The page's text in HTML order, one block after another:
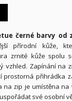
černé barvy od
přírodní kůže,
zrnité kůže spolu
vzhled. Zapínání na
přihrádka
zip je umístěna na
své osobní